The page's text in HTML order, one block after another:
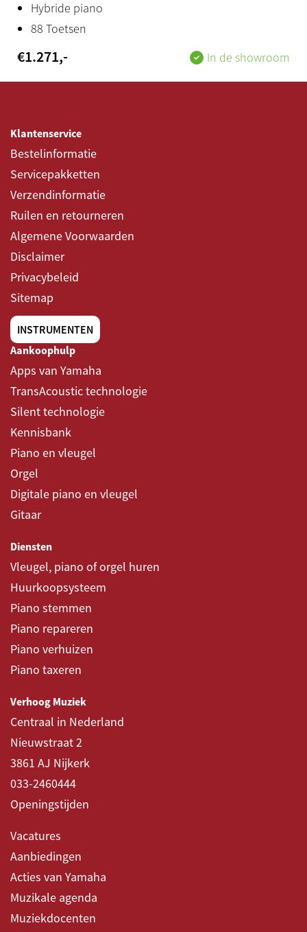
Hybride piano
88 Toetsen
€1.271,- In de showroom
Klantenservice
Bestelinformatie
Servicepakketten
Verzendinformatie
Ruilen en retourneren
Algemene Voorwaarden
Disclaimer
Privacybeleid
Sitemap
INSTRUMENTEN
Aankoophulp
Apps van Yamaha
TransAcoustic technologie
Silent technologie
Kennisbank
Piano en vleugel
Orgel
Digitale piano en vleugel
Gitaar
Diensten
Vleugel, piano of orgel huren
Huurkoopsysteem
Piano stemmen
Piano repareren
Piano verhuizen
Piano taxeren
Verhoog Muziek
Centraal in Nederland
Nieuwstraat 2
3861 AJ Nijkerk
033-2460444
Openingstijden
Vacatures
Aanbiedingen
Acties van Yamaha
Muzikale agenda
Muziekdocenten